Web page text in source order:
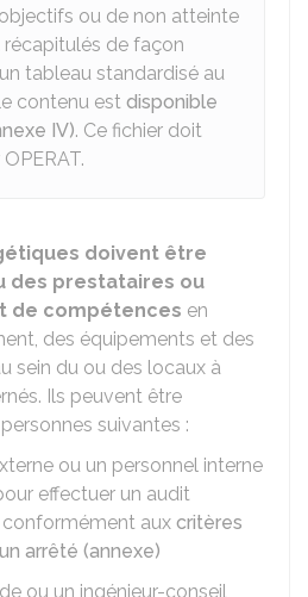
ou de non atteinte
de façon
tableau standardisé au
contenu est disponible
IV). Ce fichier doit
doivent être
des prestataires ou
de compétences en
des équipements et des
sein du ou des locaux à
Ils peuvent être
suivantes :
ou un personnel interne
effectuer un audit
conformément aux critères
arrêté (annexe)
ou un ingénieur-conseil,